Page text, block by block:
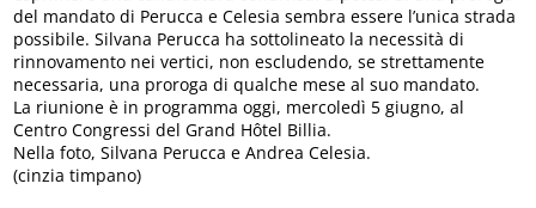
del mandato di Perucca e Celesia sembra essere l’unica strada
possibile. Silvana Perucca ha sottolineato la necessità di
rinnovamento nei vertici, non escludendo, se strettamente
necessaria, una proroga di qualche mese al suo mandato.
La riunione è in programma oggi, mercoledì 5 giugno, al
Centro Congressi del Grand Hôtel Billia.
Nella foto, Silvana Perucca e Andrea Celesia.
(cinzia timpano)